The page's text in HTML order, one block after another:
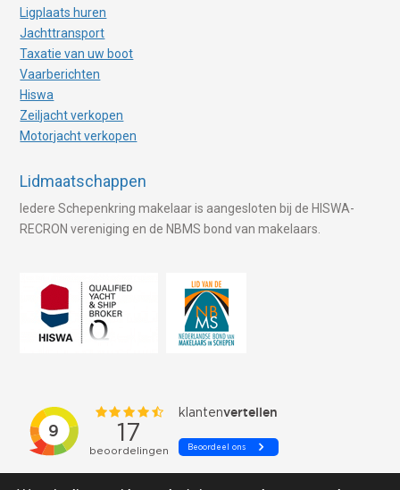
Ligplaats huren
Jachttransport
Taxatie van uw boot
Vaarberichten
Hiswa
Zeiljacht verkopen
Motorjacht verkopen
Lidmaatschappen
Iedere Schepenkring makelaar is aangesloten bij de HISWA-
RECRON vereniging en de NBMS bond van makelaars.